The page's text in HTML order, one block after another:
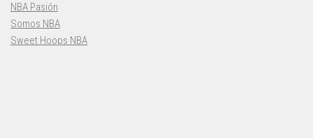
NBA Pasión
Somos NBA
Sweet Hoops NBA